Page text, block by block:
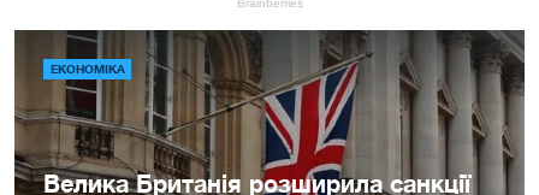
ЕКОНОМІКА
Велика Британія розширила санкції